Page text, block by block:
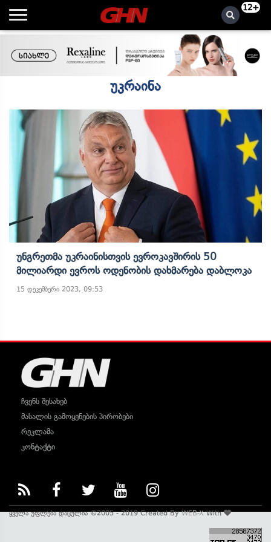
12+
უკრაინა
Უნგრეთმა Უკრაინისთვის Ევროკავშირის 50
Მილიარდი Ევროს Ოდენობის Დახმარება Დაბლოკა
15 დეკემბერი 2023, 09:53
ჩვენს შესახებ
მასალის გამოყენების პირობები
რეკლამა
კონტაქტი
ყველა უფლება დაცულია ©2005 - 2019 Created ByWEB-XWith